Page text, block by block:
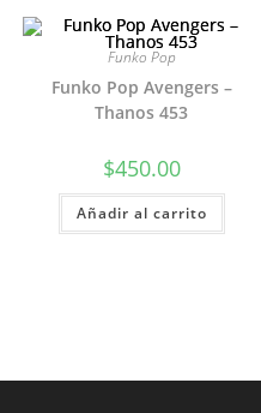
Funko Pop
Funko Pop Avengers –
Thanos 453
$450.00
Añadir al carrito